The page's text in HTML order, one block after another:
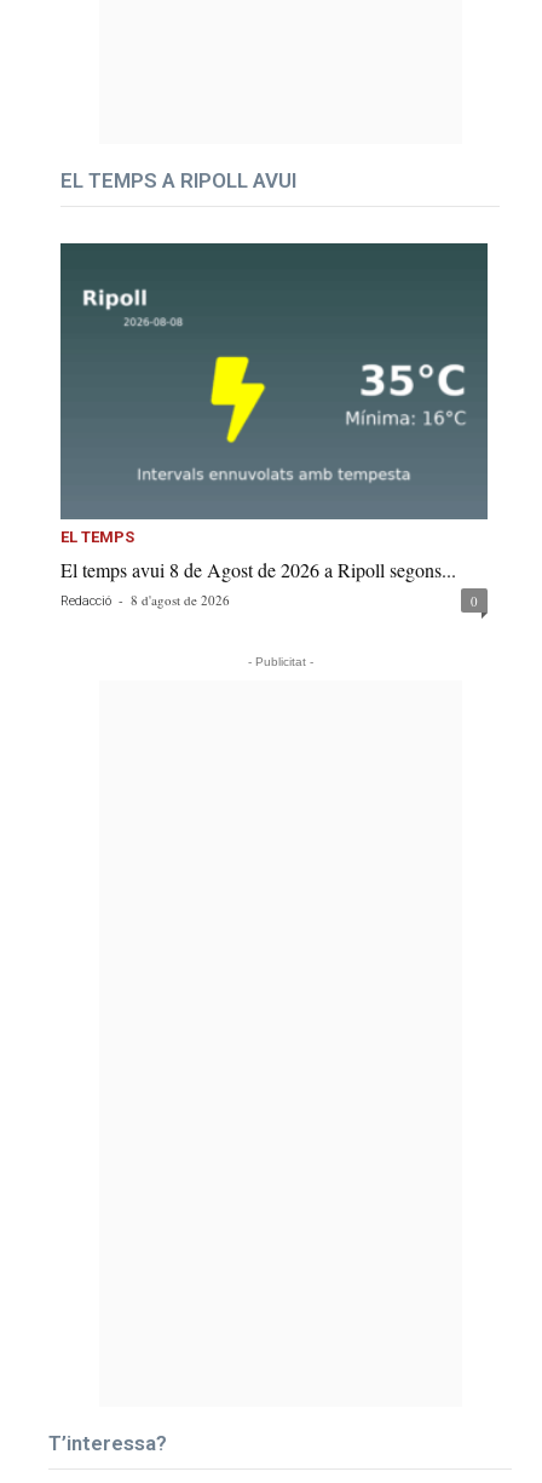
EL TEMPS A RIPOLL AVUI
EL TEMPS
El temps avui 8 de Agost de 2026 a Ripoll segons...
Redacció - 8 d'agost de 2026 0
- Publicitat -
T’interessa?